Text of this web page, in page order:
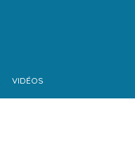
VIDÉOS